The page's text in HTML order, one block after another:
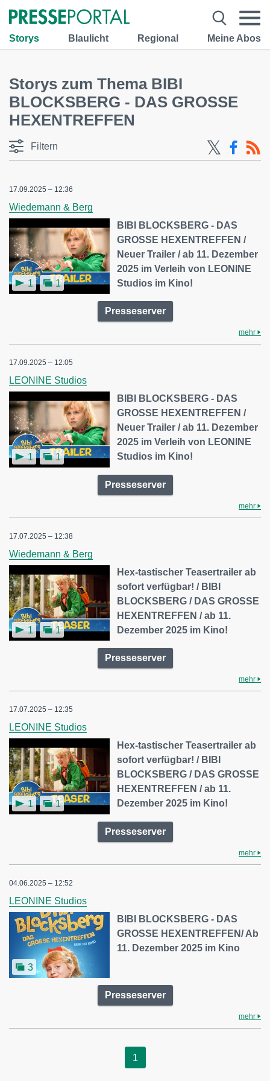
Storys Blaulicht Regional Meine Abos
Storys zum Thema BIBI
BLOCKSBERG - DAS GROSSE
HEXENTREFFEN
Filtern
17.09.2025 – 12:36
Wiedemann & Berg
1 1
BIBI BLOCKSBERG - DAS
GROSSE HEXENTREFFEN /
Neuer Trailer / ab 11. Dezember
2025 im Verleih von LEONINE
Studios im Kino!
Presseserver
mehr
17.09.2025 – 12:05
LEONINE Studios
1 1
BIBI BLOCKSBERG - DAS
GROSSE HEXENTREFFEN /
Neuer Trailer / ab 11. Dezember
2025 im Verleih von LEONINE
Studios im Kino!
Presseserver
mehr
17.07.2025 – 12:38
Wiedemann & Berg
1 1
Hex-tastischer Teasertrailer ab
sofort verfügbar! / BIBI
BLOCKSBERG / DAS GROSSE
HEXENTREFFEN / ab 11.
Dezember 2025 im Kino!
Presseserver
mehr
17.07.2025 – 12:35
LEONINE Studios
1 1
Hex-tastischer Teasertrailer ab
sofort verfügbar! / BIBI
BLOCKSBERG / DAS GROSSE
HEXENTREFFEN / ab 11.
Dezember 2025 im Kino!
Presseserver
mehr
04.06.2025 – 12:52
LEONINE Studios
3
BIBI BLOCKSBERG - DAS
GROSSE HEXENTREFFEN/ Ab
11. Dezember 2025 im Kino
Presseserver
mehr
1